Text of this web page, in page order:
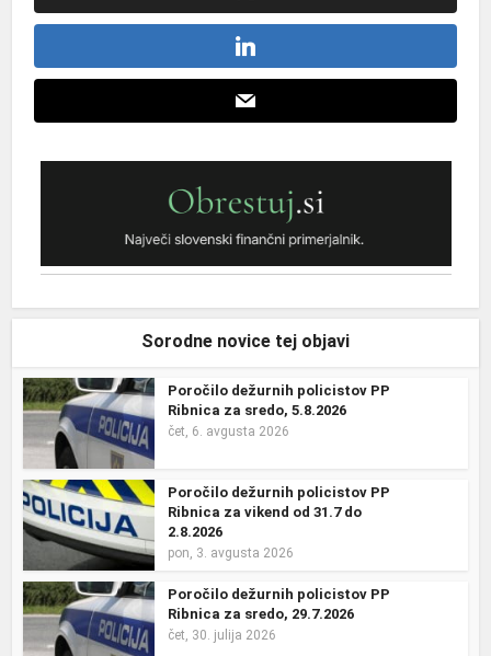
Sorodne novice tej objavi
Poročilo dežurnih policistov PP
Ribnica za sredo, 5.8.2026
čet, 6. avgusta 2026
Poročilo dežurnih policistov PP
Ribnica za vikend od 31.7 do
2.8.2026
pon, 3. avgusta 2026
Poročilo dežurnih policistov PP
Ribnica za sredo, 29.7.2026
čet, 30. julija 2026